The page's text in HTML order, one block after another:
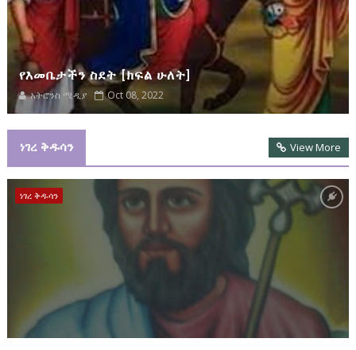
የእመቤታችን ስደት [ክፍል ሁለት]
አትሮንስ ሚዲያ Oct 08, 2022
ነገረ ቅዱሳን View More
ነገረ ቅዱሳን